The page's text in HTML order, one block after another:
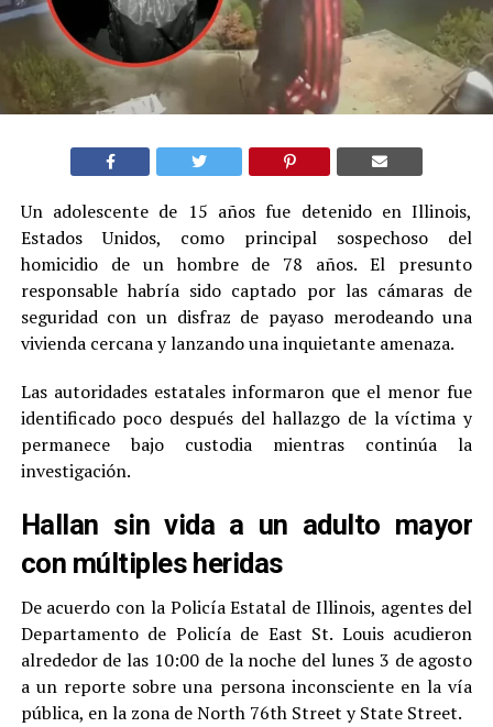
Un adolescente de 15 años fue detenido en Illinois,
Estados Unidos, como principal sospechoso del
homicidio de un hombre de 78 años. El presunto
responsable habría sido captado por las cámaras de
seguridad con un disfraz de payaso merodeando una
vivienda cercana y lanzando una inquietante amenaza.
Las autoridades estatales informaron que el menor fue
identificado poco después del hallazgo de la víctima y
permanece bajo custodia mientras continúa la
investigación.
Hallan sin vida a un adulto mayor
con múltiples heridas
De acuerdo con la Policía Estatal de Illinois, agentes del
Departamento de Policía de East St. Louis acudieron
alrededor de las 10:00 de la noche del lunes 3 de agosto
a un reporte sobre una persona inconsciente en la vía
pública, en la zona de North 76th Street y State Street.